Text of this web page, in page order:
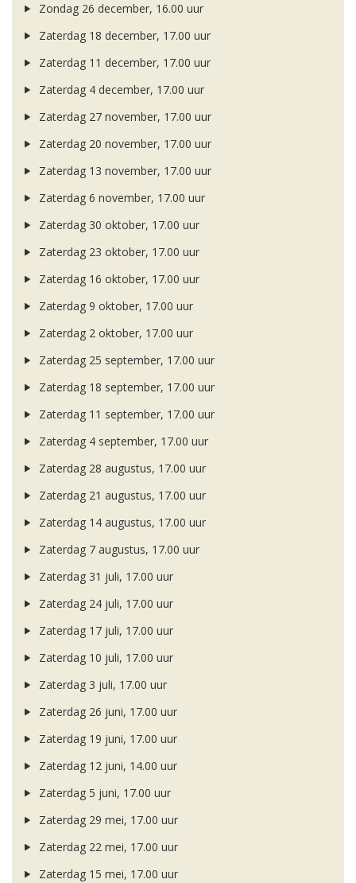
Zondag 26 december, 16.00 uur
Zaterdag 18 december, 17.00 uur
Zaterdag 11 december, 17.00 uur
Zaterdag 4 december, 17.00 uur
Zaterdag 27 november, 17.00 uur
Zaterdag 20 november, 17.00 uur
Zaterdag 13 november, 17.00 uur
Zaterdag 6 november, 17.00 uur
Zaterdag 30 oktober, 17.00 uur
Zaterdag 23 oktober, 17.00 uur
Zaterdag 16 oktober, 17.00 uur
Zaterdag 9 oktober, 17.00 uur
Zaterdag 2 oktober, 17.00 uur
Zaterdag 25 september, 17.00 uur
Zaterdag 18 september, 17.00 uur
Zaterdag 11 september, 17.00 uur
Zaterdag 4 september, 17.00 uur
Zaterdag 28 augustus, 17.00 uur
Zaterdag 21 augustus, 17.00 uur
Zaterdag 14 augustus, 17.00 uur
Zaterdag 7 augustus, 17.00 uur
Zaterdag 31 juli, 17.00 uur
Zaterdag 24 juli, 17.00 uur
Zaterdag 17 juli, 17.00 uur
Zaterdag 10 juli, 17.00 uur
Zaterdag 3 juli, 17.00 uur
Zaterdag 26 juni, 17.00 uur
Zaterdag 19 juni, 17.00 uur
Zaterdag 12 juni, 14.00 uur
Zaterdag 5 juni, 17.00 uur
Zaterdag 29 mei, 17.00 uur
Zaterdag 22 mei, 17.00 uur
Zaterdag 15 mei, 17.00 uur